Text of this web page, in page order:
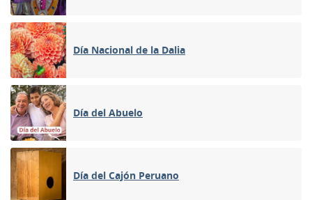
Día Nacional de la Dalia
Día del Abuelo
Día del Cajón Peruano